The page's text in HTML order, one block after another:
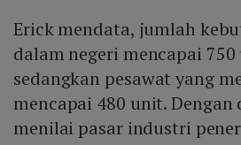
Erick mendata, jumlah
dalam negeri mencapai
sedangkan pesawat yang
mencapai 480 unit.
menilai pasar industri